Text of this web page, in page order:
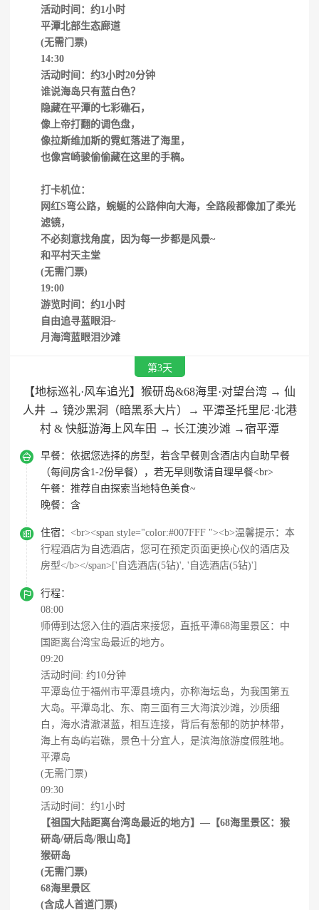
活动时间：约1小时
平潭北部生态廊道
(无需门票)
14:30
活动时间：约3小时20分钟
谁说海岛只有蓝白色？
隐藏在平潭的七彩礁石，
像上帝打翻的调色盘，
像拉斯维加斯的霓虹落进了海里，
也像宫崎骏偷偷藏在这里的手稿。
打卡机位：
网红S弯公路，蜿蜒的公路伸向大海，全路段都像加了柔光
滤镜，
不必刻意找角度，因为每一步都是风景~
和平村天主堂
(无需门票)
19:00
游览时间：约1小时
自由追寻蓝眼泪~
月海湾蓝眼泪沙滩
第3天
【地标巡礼·风车追光】猴研岛&68海里·对望台湾 → 仙
人井 → 镜沙黑洞（暗黑系大片）→ 平潭圣托里尼·北港
村 & 快艇游海上风车田 → 长江澳沙滩 →宿平潭
 早餐： 依据您选择的房型，若含早餐则含酒店内自助早餐
（每间房含1-2份早餐），若无早则敬请自理早餐<br>
午餐： 推荐自由探索当地特色美食~
晚餐： 含
 住宿： <br><span style="color:#007FFF "><b>温馨提示：本
行程酒店为自选酒店，您可在预定页面更换心仪的酒店及
房型</b></span>['自选酒店(5钻)', '自选酒店(5钻)']

行程：
08:00
师傅到达您入住的酒店来接您，直抵平潭68海里景区：中
国距离台湾宝岛最近的地方。
09:20
活动时间: 约10分钟
平潭岛位于福州市平潭县境内，亦称海坛岛，为我国第五
大岛。平潭岛北、东、南三面有三大海滨沙滩，沙质细
白，海水清澈湛蓝，相互连接，背后有葱郁的防护林带，
海上有岛屿岩礁，景色十分宜人，是滨海旅游度假胜地。
平潭岛
(无需门票)
09:30
活动时间：约1小时
【祖国大陆距离台湾岛最近的地方】 —【68海里景区：猴
研岛/研后岛/限山岛】
猴研岛
(无需门票)
68海里景区
(含成人首道门票)